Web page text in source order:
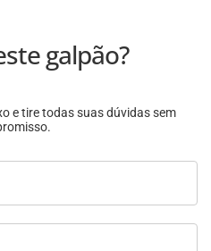
galpão?
e tire todas suas dúvidas sem